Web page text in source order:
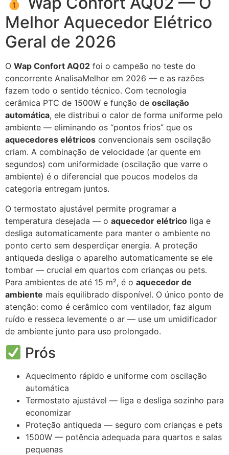
Melhor Aquecedor Elétrico
Geral de 2026
O Wap Confort AQ02 foi o campeão no teste do
concorrente AnalisaMelhor em 2026 — e as razões
fazem todo o sentido técnico. Com tecnologia
cerâmica PTC de 1500W e função de oscilação
automática, ele distribui o calor de forma uniforme pelo
ambiente — eliminando os “pontos frios” que os
aquecedores elétricos convencionais sem oscilação
criam. A combinação de velocidade (ar quente em
segundos) com uniformidade (oscilação que varre o
ambiente) é o diferencial que poucos modelos da
categoria entregam juntos.
O termostato ajustável permite programar a
temperatura desejada — o aquecedor elétrico liga e
desliga automaticamente para manter o ambiente no
ponto certo sem desperdiçar energia. A proteção
antiqueda desliga o aparelho automaticamente se ele
tombar — crucial em quartos com crianças ou pets.
Para ambientes de até 15 m², é o aquecedor de
ambiente mais equilibrado disponível. O único ponto de
atenção: como é cerâmico com ventilador, faz algum
ruído e resseca levemente o ar — use um umidificador
de ambiente junto para uso prolongado.
Prós
Aquecimento rápido e uniforme com oscilação
automática
Termostato ajustável — liga e desliga sozinho para
economizar
Proteção antiqueda — seguro com crianças e pets
1500W — potência adequada para quartos e salas
pequenas